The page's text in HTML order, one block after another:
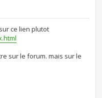
ce lien plutot
sur le forum. mais sur le